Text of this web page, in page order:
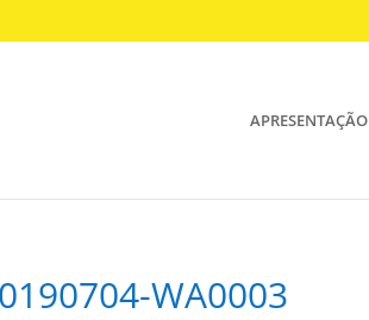
APRESENTAÇÃO
WA0003